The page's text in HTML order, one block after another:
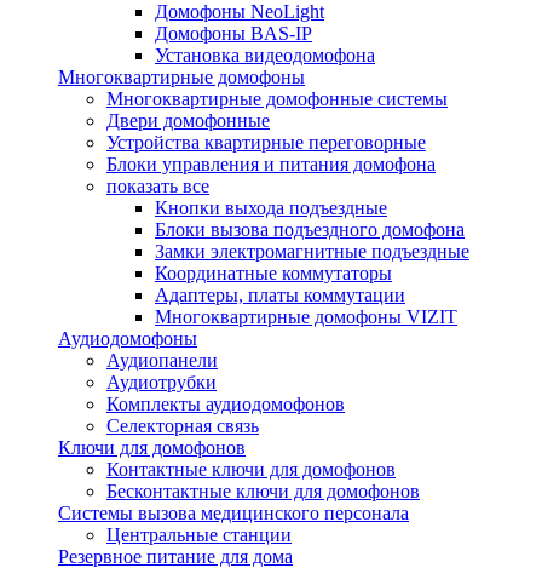
Домофоны NeoLight
Домофоны BAS-IP
Установка видеодомофона
Многоквартирные домофоны
Многоквартирные домофонные системы
Двери домофонные
Устройства квартирные переговорные
Блоки управления и питания домофона
показать все
Кнопки выхода подъездные
Блоки вызова подъездного домофона
Замки электромагнитные подъездные
Координатные коммутаторы
Адаптеры, платы коммутации
Многоквартирные домофоны VIZIT
Аудиодомофоны
Аудиопанели
Аудиотрубки
Комплекты аудиодомофонов
Селекторная связь
Ключи для домофонов
Контактные ключи для домофонов
Бесконтактные ключи для домофонов
Системы вызова медицинского персонала
Центральные станции
Резервное питание для дома